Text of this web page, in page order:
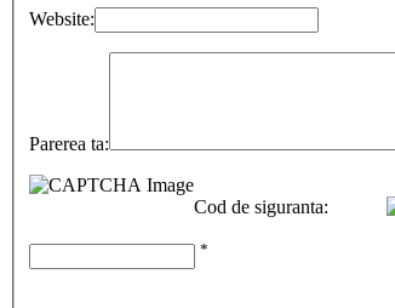
Website:
Parerea ta:
Cod de siguranta:
*